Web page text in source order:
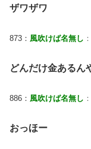
ザワザワ
873： 風吹けば名無し
どんだけ金あるん
886： 風吹けば名無し
おっほー